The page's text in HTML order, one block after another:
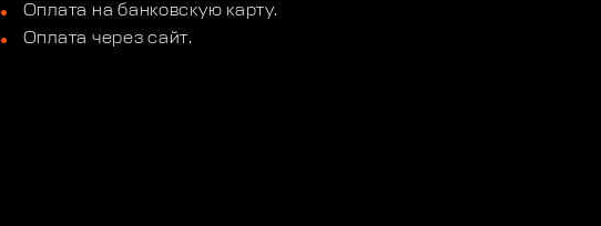
Оплата на банковскую карту.
Оплата через сайт.